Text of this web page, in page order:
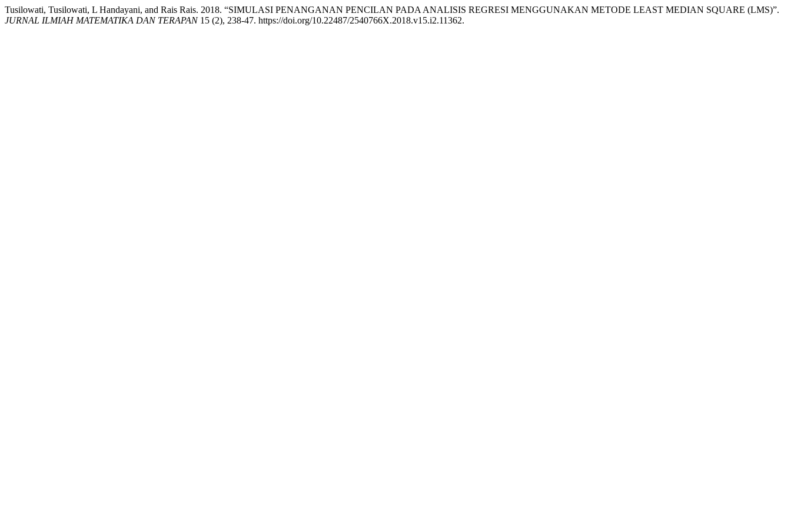
Tusilowati, Tusilowati, L Handayani, and Rais Rais. 2018. “SIMULASI PENANGANAN PENCILAN PADA ANALISIS REGRESI MENGGUNAKAN METODE LEAST MEDIAN SQUARE (LMS)”.
JURNAL ILMIAH MATEMATIKA DAN TERAPAN15 (2), 238-47. https://doi.org/10.22487/2540766X.2018.v15.i2.11362.